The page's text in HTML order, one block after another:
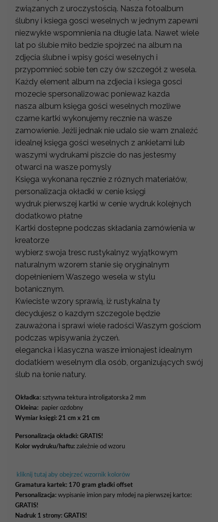
związanych z uroczystością. Nasza fotoalbum
ślubny i ksiega gosci weselnych w jednym zapewni
niezwykłe wspomnienia na długie lata. Nawet wiele
lat po ślubie miło bedzie spojrzeć na album na
zdjęcia ślubne i wpisy gości weselnych i
przypomnieć sobie ten czy ów szczegół z wesela.
Każdy element album na zdjecia i ksiega gosci
mozecie spersonalizowac poniewaz kazda
nasza album księga gości weselnych mozliwe
czarne kartki wykonujemy recznie na wasze
zamowienie. Jeżli jednak nie udalo sie wam znaleźć
idealnej księga gości weselnych z ankietami lub
waszymi wydrukami piszcie do nas jestesmy
otwarci na wasze pomysly
Księga wykonana ręcznie z róznych materiałów,
personalizacja okładki w cenie księgi
wydruk pierwszej kartki w cenie wydruk kolejnych
dodatkowo płatne
Kartki dostepne podczas składania zamówienia w
kreatorze
wybierz swoja tresc rustykalnyz wyjątkowym
naturalnym wzorem stanie się oryginalnym
dopełnieniem Waszego wesela w stylu
botanicznym.
Kwieciste wzory sprawią, iż rustykalna ty
decydujesz o kazdym szczegole będzie
zauważona i sprawi wiele radości Waszym gościom
podczas wpisywania życzeń.
elegancka i klasyczna wasze imionajest idealnym
dodatkiem weselnym dla osób, organizujących swój
ślub na łonie natury.
Okładka: sztywna tektura introligatorska 2 mm
Okleina: papier ozdobny
Wymiar księgi: 21 cm x 21 cm
Personalizacja okładki: GRATIS!
Kolor wydruku/haftu: zależnie od wzoru
kliknij tutaj aby obejrzeć wzornik kolorów
Gramatura kartek: 170 gram gładki offset
Personalizacja: wypisanie imion pary młodej na pierwszej kartce:
GRATIS!
Nadruk 1 strony: GRATIS!